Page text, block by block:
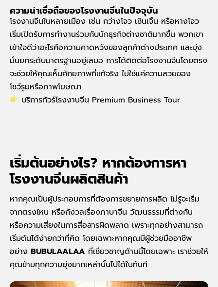
ความน่าเชื่อถือของโรงงานจีนในปัจจุบัน
โรงงานจีนในหลายเมือง เช่น กว่างโจว เซินเจิ้น หรือหางโจว
เริ่มเปิดรับการทำงานร่วมกับนักธุรกิจต่างชาติมากขึ้น พวกเขา
เข้าใจดีว่าอะไรคือความคาดหวังของลูกค้าต่างประเทศ และมุ่ง
มั่นยกระดับมาตรฐานอยู่เสมอ การได้ติดต่อโรงงานจีนโดยตรง
จะช่วยให้คุณเห็นศักยภาพที่แท้จริง ไม่ใช่แค่ความสวยของ
โชว์รูมหรือภาพโฆษณา
บริการทัวร์โรงงานจีน Premium Business Tour
เริ่มต้นอย่างไร? หากต้องการหา
โรงงานจีนผลิตสินค้า
หากคุณเป็นผู้ประกอบการที่ต้องการขยายการผลิต ไม่รู้จะเริ่ม
จากตรงไหน หรือกังวลเรื่องภาษาจีน วัฒนธรรมที่ต่างกัน
หรือความเสี่ยงในการสื่อสารผิดพลาด เพราะทุกอย่างสามารถ
เริ่มต้นได้ง่ายกว่าที่คิด โดยเฉพาะหากคุณมีผู้ช่วยมืออาชีพ
อย่าง BUBULAALAA ที่เชี่ยวชาญด้านนี้โดยเฉพาะ เราช่วยให้
คุณข้ามทุกความยุ่งยากเหล่านั้นไปได้ในทันที